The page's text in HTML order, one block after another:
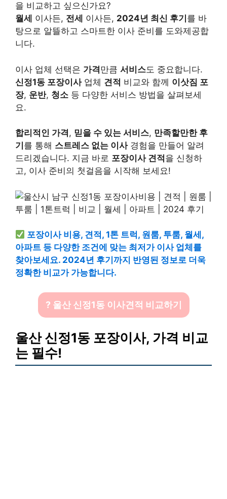
을 비교하고 싶으신가요?
월세 이사든, 전세 이사든, 2024년 최신 후기 를 바
탕으로 알뜰하고 스마트한 이사 준비를 도와제공합
니다.
이사 업체 선택은 가격만큼 서비스도 중요합니다.
신정1동 포장이사업체 견적 비교와 함께 이삿짐 포
장, 운반, 청소 등 다양한 서비스 방법을 살펴보세
요.
합리적인 가격, 믿을 수 있는 서비스, 만족할만한 후
기 를 통해 스트레스 없는 이사경험을 만들어 알려
드리겠습니다. 지금 바로 포장이사 견적 을 신청하
고, 이사 준비의 첫걸음을 시작해 보세요!
포장이사 비용, 견적, 1톤 트럭, 원룸, 투룸, 월세,
아파트 등 다양한 조건에 맞는 최저가 이사 업체를
찾아보세요. 2024년 후기까지 반영된 정보로 더욱
정확한 비교가 가능합니다.
? 울산 신정1동 이사견적 비교하기
울산 신정1동 포장이사, 가격 비교
는 필수!